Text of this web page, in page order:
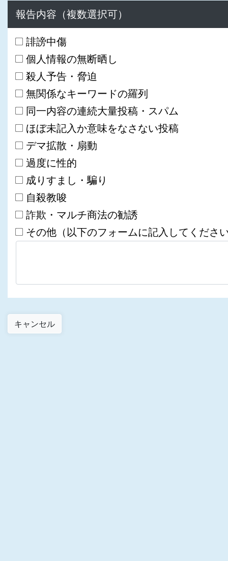
報告内容（複数選択可）
誹謗中傷
個人情報の無断晒し
殺人予告・脅迫
無関係なキーワードの羅列
同一内容の連続大量投稿・スパム
ほぼ未記入か意味をなさない投稿
デマ拡散・扇動
過度に性的
成りすまし・騙り
自殺教唆
詐欺・マルチ商法の勧誘
その他（以下のフォームに記入してくださ